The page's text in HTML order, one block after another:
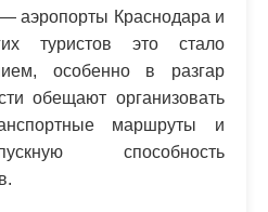
аэропорты Краснодара и
туристов это стало
особенно в разгар
обещают организовать
маршруты и
способность